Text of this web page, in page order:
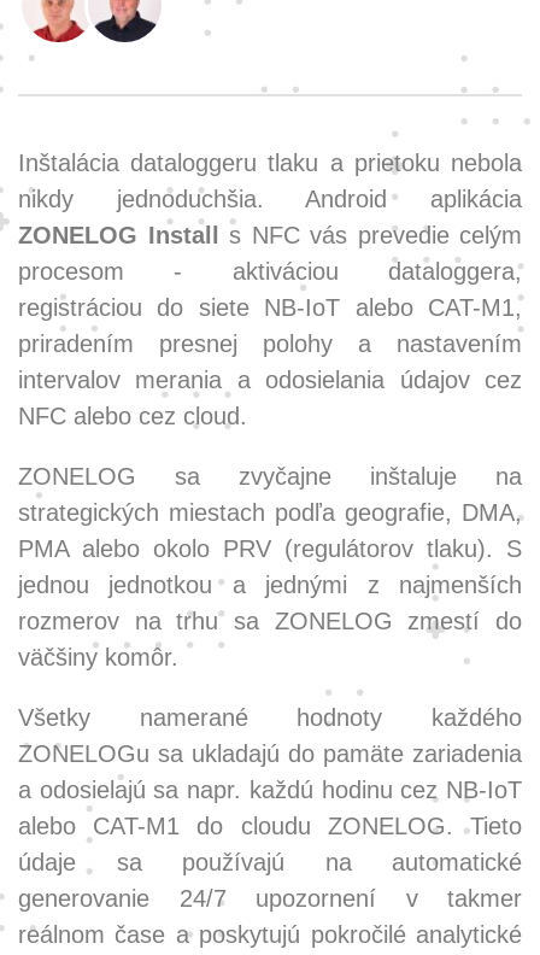
Inštalácia dataloggeru tlaku a prietoku nebola
nikdy jednoduchšia. Android aplikácia
ZONELOG Install s NFC vás prevedie celým
procesom - aktiváciou dataloggera,
registráciou do siete NB-IoT alebo CAT-M1,
priradením presnej polohy a nastavením
intervalov merania a odosielania údajov cez
NFC alebo cez cloud.
ZONELOG sa zvyčajne inštaluje na
strategických miestach podľa geografie, DMA,
PMA alebo okolo PRV (regulátorov tlaku). S
jednou jednotkou a jednými z najmenších
rozmerov na trhu sa ZONELOG zmestí do
väčšiny komôr.
Všetky namerané hodnoty každého
ZONELOGu sa ukladajú do pamäte zariadenia
a odosielajú sa napr. každú hodinu cez NB-IoT
alebo CAT-M1 do cloudu ZONELOG. Tieto
údaje sa používajú na automatické
generovanie 24/7 upozornení v takmer
reálnom čase a poskytujú pokročilé analytické